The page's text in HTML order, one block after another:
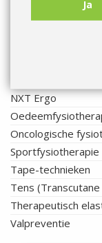
Ja
Manueeltherapie
NXT Ergo
Oncologische
Sportfysiotherapie
Tape-technieken
Tens
Therapeutisch
Valpreventie